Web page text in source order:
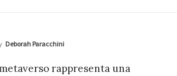
Deborah Paracchini
rappresenta una